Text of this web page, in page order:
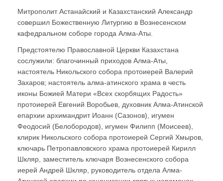
Митрополит Астанайский и Казахстанский Александр
совершил Божественную Литургию в Вознесенском
кафедральном соборе города Алма-Аты.
Предстоятелю Православной Церкви Казахстана
сослужили: благочинный приходов Алма-Аты,
настоятель Никольского собора протоиерей Валерий
Захаров; настоятель алма-атинского храма в честь
иконы Божией Матери «Всех скорбящих Радость»
протоиерей Евгений Воробьев, духовник Алма-Атинской
епархии архимандрит Иоанн (Сазонов), игумен
Феодосий (Белобородов), игумен Филипп (Моисеев),
клирик Никольского собора протоиерей Сергий Хмыров,
ключарь Петропавловского храма протоиерей Кирилл
Шкляр, заместитель ключаря Вознесенского собора
иерей Андрей Шкляр, руководитель отдела Алма-